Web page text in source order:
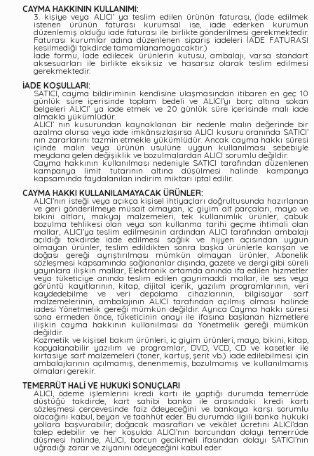
CAYMA HAKKININ KULLANIMI:
3. kişiye veya ALICI’ ya teslim edilen ürünün faturası, (İade edilmek
istenen ürünün faturası kurumsal ise, iade ederken kurumun
düzenlemiş olduğu iade faturası ile birlikte gönderilmesi gerekmektedir.
Faturası kurumlar adına düzenlenen sipariş iadeleri İADE FATURASI
kesilmediği takdirde tamamlanamayacaktır.)
İade formu, İade edilecek ürünlerin kutusu, ambalajı, varsa standart
aksesuarları ile birlikte eksiksiz ve hasarsız olarak teslim edilmesi
gerekmektedir.
İADE KOŞULLARI:
SATICI, cayma bildiriminin kendisine ulaşmasından itibaren en geç 10
günlük süre içerisinde toplam bedeli ve ALICI’yı borç altına sokan
belgeleri ALICI’ ya iade etmek ve 20 günlük süre içerisinde malı iade
almakla yükümlüdür.
ALICI’ nın kusurundan kaynaklanan bir nedenle malın değerinde bir
azalma olursa veya iade imkânsızlaşırsa ALICI kusuru oranında SATICI’
nın zararlarını tazmin etmekle yükümlüdür. Ancak cayma hakkı süresi
içinde malın veya ürünün usulüne uygun kullanılması sebebiyle
meydana gelen değişiklik ve bozulmalardan ALICI sorumlu değildir.
Cayma hakkının kullanılması nedeniyle SATICI tarafından düzenlenen
kampanya limit tutarının altına düşülmesi halinde kampanya
kapsamında faydalanılan indirim miktarı iptal edilir.
CAYMA HAKKI KULLANILAMAYACAK ÜRÜNLER:
ALICI’nın isteği veya açıkça kişisel ihtiyaçları doğrultusunda hazırlanan
ve geri gönderilmeye müsait olmayan, iç giyim alt parçaları, mayo ve
bikini altları, makyaj malzemeleri, tek kullanımlık ürünler, çabuk
bozulma tehlikesi olan veya son kullanma tarihi geçme ihtimali olan
mallar, ALICI’ya teslim edilmesinin ardından ALICI tarafından ambalajı
açıldığı takdirde iade edilmesi sağlık ve hijyen açısından uygun
olmayan ürünler, teslim edildikten sonra başka ürünlerle karışan ve
doğası gereği ayrıştırılması mümkün olmayan ürünler, Abonelik
sözleşmesi kapsamında sağlananlar dışında, gazete ve dergi gibi süreli
yayınlara ilişkin mallar, Elektronik ortamda anında ifa edilen hizmetler
veya tüketiciye anında teslim edilen gayrimaddi mallar, ile ses veya
görüntü kayıtlarının, kitap, dijital içerik, yazılım programlarının, veri
kaydedebilme ve veri depolama cihazlarının, bilgisayar sarf
malzemelerinin, ambalajının ALICI tarafından açılmış olması halinde
iadesi Yönetmelik gereği mümkün değildir. Ayrıca Cayma hakkı süresi
sona ermeden önce, tüketicinin onayı ile ifasına başlanan hizmetlere
ilişkin cayma hakkının kullanılması da Yönetmelik gereği mümkün
değildir.
Kozmetik ve kişisel bakım ürünleri, iç giyim ürünleri, mayo, bikini, kitap,
kopyalanabilir yazılım ve programlar, DVD, VCD, CD ve kasetler ile
kırtasiye sarf malzemeleri (toner, kartuş, şerit vb.) iade edilebilmesi için
ambalajlarının açılmamış, denenmemiş, bozulmamış ve kullanılmamış
olmaları gerekir.
TEMERRÜT HALİ VE HUKUKİ SONUÇLARI
ALICI, ödeme işlemlerini kredi kartı ile yaptığı durumda temerrüde
düştüğü takdirde, kart sahibi banka ile arasındaki kredi kartı
sözleşmesi çerçevesinde faiz ödeyeceğini ve bankaya karşı sorumlu
olacağını kabul, beyan ve taahhüt eder. Bu durumda ilgili banka hukuki
yollara başvurabilir; doğacak masrafları ve vekâlet ücretini ALICI’dan
talep edebilir ve her koşulda ALICI’nın borcundan dolayı temerrüde
düşmesi halinde, ALICI, borcun gecikmeli ifasından dolayı SATICI’nın
uğradığı zarar ve ziyanını ödeyeceğini kabul eder.